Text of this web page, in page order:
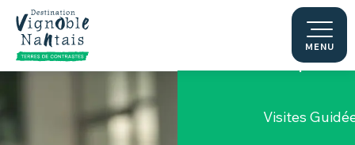
Aller
contenu
principal
MENU
Nos circuits
Visites et
Visites